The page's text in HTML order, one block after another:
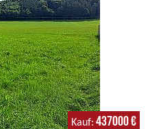
Kauf 437000 €